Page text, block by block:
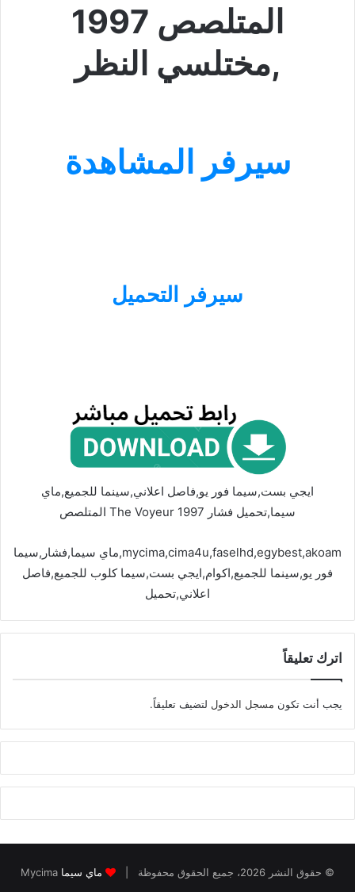
المتلصص 1997
,مختلسي النظر
سيرفر المشاهدة
سيرفر التحميل
ايجي بست,سيما فور يو,فاصل اعلاني,سينما للجميع,ماي
سيما,تحميل فشار The Voyeur 1997 المتلصص
mycima,cima4u,faselhd,egybest,akoam,ماي سيما,فشار,سيما
فور يو,سينما للجميع,اكوام,ايجي بست,سيما كلوب للجميع,فاصل
اعلاني,تحميل
اترك تعليقاً
يجب أنت تكون مسجل الدخول لتضيف تعليقاً.
© حقوق النشر 2026، جميع الحقوق محفوظة | ماي سيما